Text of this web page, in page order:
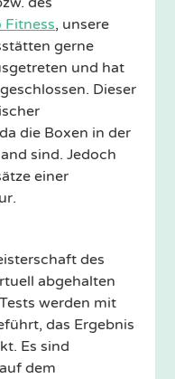
Fitness, unsere
gerne
und hat
Dieser
die Boxen in der
sind. Jedoch
einer
des
abgehalten
werden mit
das Ergebnis
Es sind
dem